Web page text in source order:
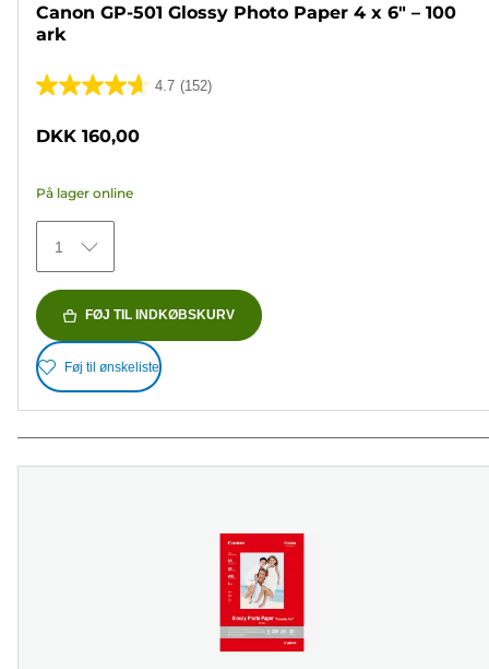
Canon GP-501 Glossy Photo Paper 4 x 6" – 100
ark
4.7 (152)
4.7
stjerner.
152
anmeldelser
DKK 160,00
På lager online
1
FØJ TIL INDKØBSKURV
Føj til ønskeliste